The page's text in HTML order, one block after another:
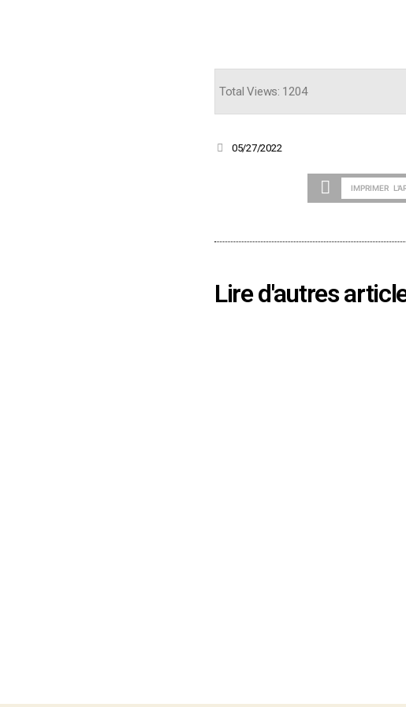
Total Views: 1204
05/27/2022
IMPRIMER
Lire d'autres